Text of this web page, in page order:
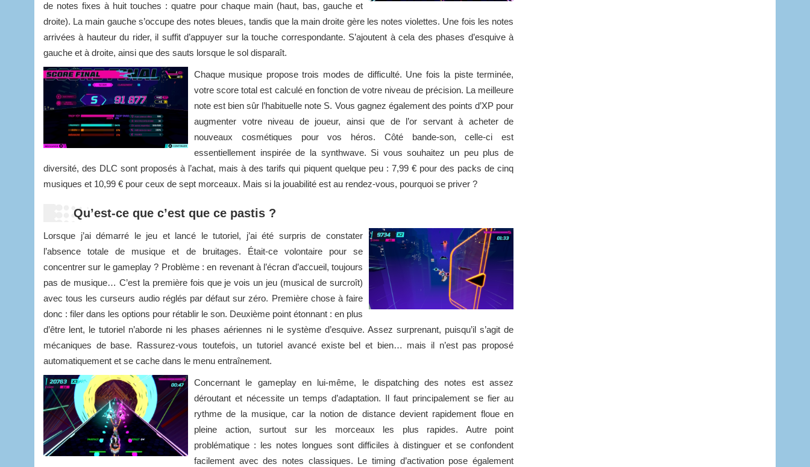
de notes fixes à huit touches : quatre pour chaque main (haut, bas, gauche et
droite). La main gauche s’occupe des notes bleues, tandis que la main droite gère les notes violettes. Une fois les notes
arrivées à hauteur du rider, il suffit d’appuyer sur la touche correspondante. S’ajoutent à cela des phases d’esquive à
gauche et à droite, ainsi que des sauts lorsque le sol disparaît.
Chaque musique propose trois modes de difficulté. Une fois la piste terminée,
votre score total est calculé en fonction de votre niveau de précision. La meilleure
note est bien sûr l’habituelle note S. Vous gagnez également des points d’XP pour
augmenter votre niveau de joueur, ainsi que de l’or servant à acheter de
nouveaux cosmétiques pour vos héros. Côté bande-son, celle-ci est
essentiellement inspirée de la synthwave. Si vous souhaitez un peu plus de
diversité, des DLC sont proposés à l’achat, mais à des tarifs qui piquent quelque peu : 7,99 € pour des packs de cinq
musiques et 10,99 € pour ceux de sept morceaux. Mais si la jouabilité est au rendez-vous, pourquoi se priver ?
Qu’est-ce que c’est que ce pastis ?
Lorsque j’ai démarré le jeu et lancé le tutoriel, j’ai été surpris de constater
l’absence totale de musique et de bruitages. Était-ce volontaire pour se
concentrer sur le gameplay ? Problème : en revenant à l’écran d’accueil, toujours
pas de musique… C’est la première fois que je vois un jeu (musical de surcroît)
avec tous les curseurs audio réglés par défaut sur zéro. Première chose à faire
donc : filer dans les options pour rétablir le son. Deuxième point étonnant : en plus
d’être lent, le tutoriel n’aborde ni les phases aériennes ni le système d’esquive. Assez surprenant, puisqu’il s’agit de
mécaniques de base. Rassurez-vous toutefois, un tutoriel avancé existe bel et bien… mais il n’est pas proposé
automatiquement et se cache dans le menu entraînement.
Concernant le gameplay en lui-même, le dispatching des notes est assez
déroutant et nécessite un temps d’adaptation. Il faut principalement se fier au
rythme de la musique, car la notion de distance devient rapidement floue en
pleine action, surtout sur les morceaux les plus rapides. Autre point
problématique : les notes longues sont difficiles à distinguer et se confondent
facilement avec des notes classiques. Le timing d’activation pose également